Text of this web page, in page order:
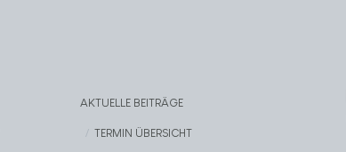
AKTUELLE BEITRÄGE
TERMIN ÜBERSICHT